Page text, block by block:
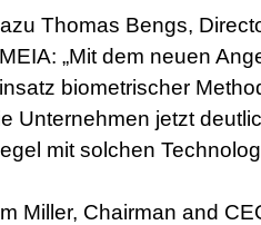
Thomas Bengs,
„Mit dem neuen
biometrischer
Unternehmen jetzt
mit solchen
Miller, Chairman and